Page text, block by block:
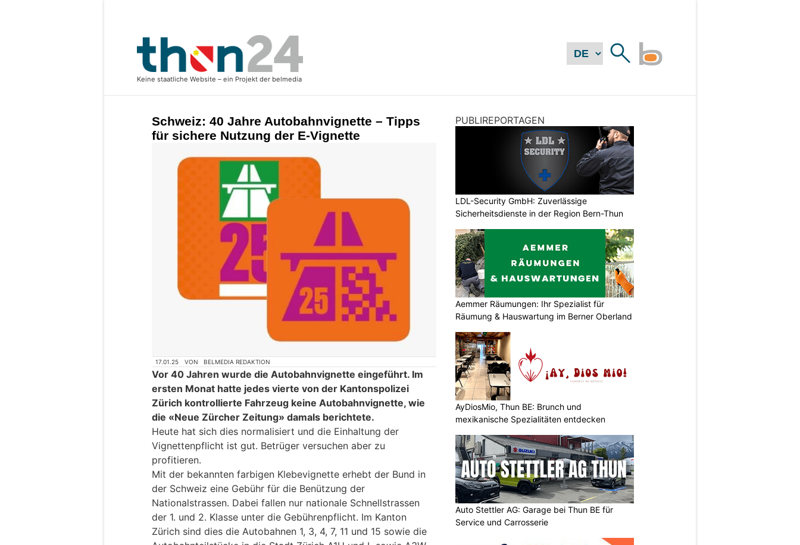
Schweiz: 40 Jahre Autobahnvignette – Tipps
für sichere Nutzung der E-Vignette
17.01.25 VON BELMEDIA REDAKTION
Vor 40 Jahren wurde die Autobahnvignette eingeführt. Im
ersten Monat hatte jedes vierte von der Kantonspolizei
Zürich kontrollierte Fahrzeug keine Autobahnvignette, wie
die «Neue Zürcher Zeitung» damals berichtete.
Heute hat sich dies normalisiert und die Einhaltung der
Vignettenpflicht ist gut. Betrüger versuchen aber zu
profitieren.
Mit der bekannten farbigen Klebevignette erhebt der Bund in
der Schweiz eine Gebühr für die Benützung der
Nationalstrassen. Dabei fallen nur nationale Schnellstrassen
der 1. und 2. Klasse unter die Gebührenpflicht. Im Kanton
Zürich sind dies die Autobahnen 1, 3, 4, 7, 11 und 15 sowie die
PUBLIREPORTAGEN
LDL-Security GmbH: Zuverlässige
Sicherheitsdienste in der Region Bern-Thun
Aemmer Räumungen: Ihr Spezialist für
Räumung & Hauswartung im Berner Oberland
AyDiosMio, Thun BE: Brunch und
mexikanische Spezialitäten entdecken
Auto Stettler AG: Garage bei Thun BE für
Service und Carrosserie